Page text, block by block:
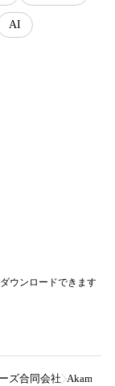
AI
ウンロードできます
ズ合同会社 Akamai、